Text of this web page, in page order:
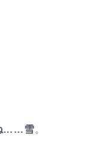
……雪。